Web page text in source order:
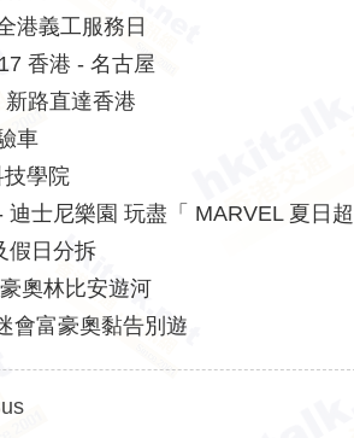
港義工服務日
香港 - 名古屋
路直達香港
車
學院
迪士尼樂園 玩盡「 MARVEL 夏日超
假日分拆
奧林比安遊河
會富豪奧黏告別遊